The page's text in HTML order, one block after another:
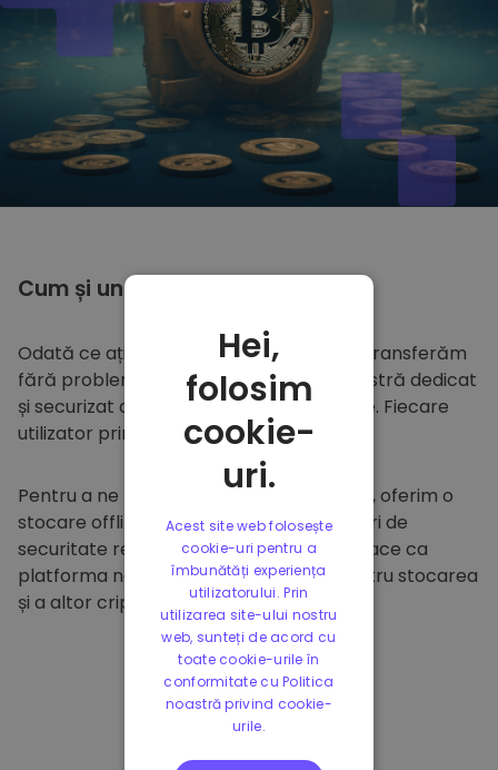
Cum și unde să
Odată ce ați cumpărat peKriptomat
, îl transferăm
fără probleme în portofelul dumneavoastră dedicat
și securizat din cadrul platformei noastre. Fiecare
utilizator primește un portofel individual.
Pentru a ne proteja clienții și fondurile lor, oferim o
stocare offline sigură și efectuăm audituri de
securitate regulate. Această abordare face ca
platforma noastră să fie un paradis pentru stocarea
și a altor criptomonede.
Hei,
folosim
cookie-
uri.
Acest site web folosește
cookie-uri pentru a
îmbunătăți experiența
utilizatorului. Prin
utilizarea site-ului nostru
web, sunteți de acord cu
toate cookie-urile în
conformitate cu Politica
noastră privind cookie-
urile.